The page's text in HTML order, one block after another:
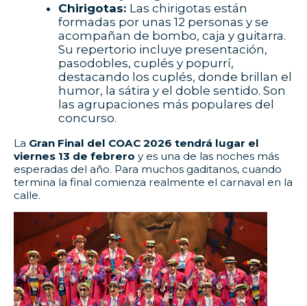
Chirigotas: Las chirigotas están
formadas por unas 12 personas y se
acompañan de bombo, caja y guitarra.
Su repertorio incluye presentación,
pasodobles, cuplés y popurrí,
destacando los cuplés, donde brillan el
humor, la sátira y el doble sentido. Son
las agrupaciones más populares del
concurso.
La Gran Final del COAC 2026 tendrá lugar el
viernes 13 de febrero y es una de las noches más
esperadas del año. Para muchos gaditanos, cuando
termina la final comienza realmente el carnaval en la
calle.